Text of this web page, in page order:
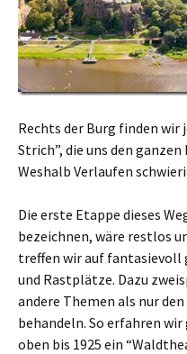
Rechts der Burg finden
Strich”, die uns den
Weshalb Verlaufen
Die erste Etappe dieses
bezeichnen, wäre restlos
treffen wir auf
und Rastplätze. Dazu
andere Themen als nur
behandeln. So erfahren
oben bis 1925 ein